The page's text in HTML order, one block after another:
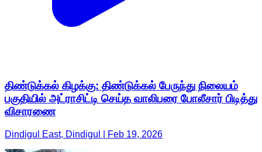
திண்டுக்கல் கிழக்கு: திண்டுக்கல் பேருந்து நிலையம்
பகுதியில் அட்ராசிட்டி செய்த வாலிபரை போலீசார் பிடித்து
விசாரணை
Dindigul East, Dindigul | Feb 19, 2026